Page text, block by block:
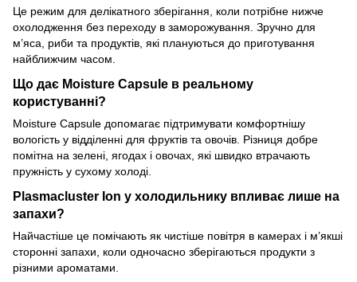
Це режим для делікатного зберігання, коли потрібне нижче
охолодження без переходу в заморожування. Зручно для
м’яса, риби та продуктів, які плануються до приготування
найближчим часом.
Що дає Moisture Capsule в реальному
користуванні?
Moisture Capsule допомагає підтримувати комфортнішу
вологість у відділенні для фруктів та овочів. Різниця добре
помітна на зелені, ягодах і овочах, які швидко втрачають
пружність у сухому холоді.
Plasmacluster Ion у холодильнику впливає лише на
запахи?
Найчастіше це помічають як чистіше повітря в камерах і м’якші
сторонні запахи, коли одночасно зберігаються продукти з
різними ароматами.